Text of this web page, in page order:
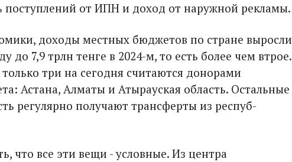
поступлений от ИПН и доход от наружной рекламы.
доходы местных бюджетов по стране выросли
до 7,9 трлн тенге в 2024-м, то есть более чем втрое.
три на сегодня считаются донорами
Астана, Алматы и Атырауская область. Остальные
регулярно получают трансферты из респуб­
что все эти вещи - условные. Из центра